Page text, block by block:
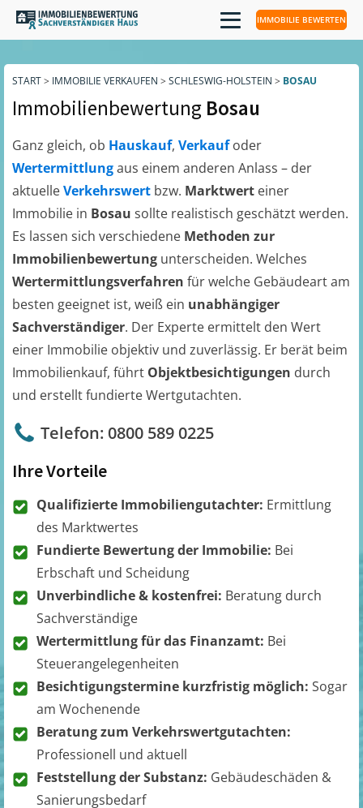
IMMOBILIE BEWERTEN
START> IMMOBILIE VERKAUFEN > SCHLESWIG-HOLSTEIN > BOSAU
Immobilienbewertung Bosau
Ganz gleich, ob Hauskauf, Verkaufoder
Wertermittlungaus einem anderen Anlass – der
aktuelleVerkehrswert bzw. Marktwert einer
Immobilie in Bosau sollte realistisch geschätzt werden.
Es lassen sich verschiedene Methoden zur
Immobilienbewertung unterscheiden. Welches
Wertermittlungsverfahren für welche Gebäudeart am
besten geeignet ist, weiß ein unabhängiger
Sachverständiger. Der Experte ermittelt den Wert
einer Immobilie objektiv und zuverlässig. Er berät beim
Immobilienkauf, führt Objektbesichtigungen durch
und erstellt fundierte Wertgutachten.
Telefon: 0800 589 0225
Ihre Vorteile
Qualifizierte Immobiliengutachter: Ermittlung
des Marktwertes
Fundierte Bewertung der Immobilie: Bei
Erbschaft und Scheidung
Unverbindliche & kostenfrei: Beratung durch
Sachverständige
Wertermittlung für das Finanzamt: Bei
Steuerangelegenheiten
Besichtigungstermine kurzfristig möglich: Sogar
am Wochenende
Beratung zum Verkehrswertgutachten:
Professionell und aktuell
Feststellung der Substanz: Gebäudeschäden &
Sanierungsbedarf